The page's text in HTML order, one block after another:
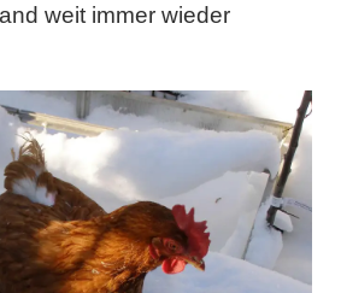
weit immer wieder